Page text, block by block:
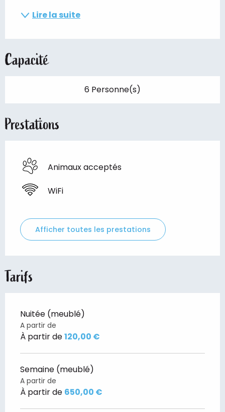
Lire la suite
Capacité
6 Personne(s)
Prestations
Animaux acceptés
WiFi
Afficher toutes les prestations
Tarifs
Nuitée (meublé)
A partir de
À partir de120,00 €
Semaine (meublé)
A partir de
À partir de 650,00 €